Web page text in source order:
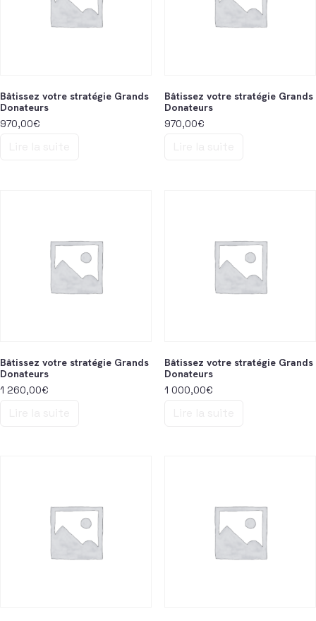
Bâtissez votre stratégie Grands
Donateurs
970,00€
Bâtissez votre stratégie Grands
Donateurs
970,00€
Bâtissez votre stratégie Grands
Donateurs
1 260,00€
Bâtissez votre stratégie Grands
Donateurs
1 000,00€